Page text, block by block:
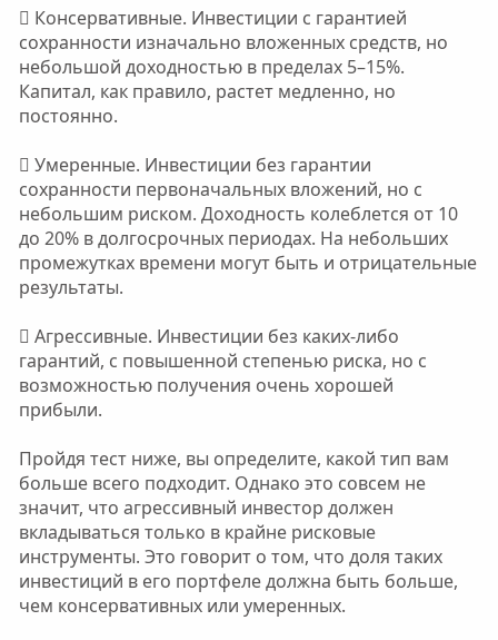
 Консервативные. Инвестиции с гарантией
сохранности изначально вложенных средств, но
небольшой доходностью в пределах 5–15%.
Капитал, как правило, растет медленно, но
постоянно.
 Умеренные. Инвестиции без гарантии
сохранности первоначальных вложений, но с
небольшим риском. Доходность колеблется от 10
до 20% в долгосрочных периодах. На небольших
промежутках времени могут быть и отрицательные
результаты.
 Агрессивные. Инвестиции без каких-либо
гарантий, с повышенной степенью риска, но с
возможностью получения очень хорошей
прибыли.
Пройдя тест ниже, вы определите, какой тип вам
больше всего подходит. Однако это совсем не
значит, что агрессивный инвестор должен
вкладываться только в крайне рисковые
инструменты. Это говорит о том, что доля таких
инвестиций в его портфеле должна быть больше,
чем консервативных или умеренных.